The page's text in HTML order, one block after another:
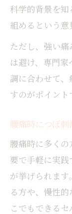
科学的背景を知
組めるという意
ただし、強い
は避け、専門
調に合わせて
すのがポイント
腰痛時につぼ
腰痛時に多く
要で手軽に実
が挙げられま
る方や、慢性
こでもできるセ